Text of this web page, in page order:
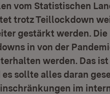
vom Statistischen
trotz Teillockdown
gestärkt werden.
in von der
werden. Das
sollte alles daran
im